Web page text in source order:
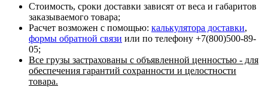
Стоимость, сроки доставки зависят от веса и габаритов
заказываемого товара;
Расчет возможен с помощью: калькулятора доставки,
формы обратной связи или по телефону +7(800)500-89-
05;
Все грузы застрахованы с объявленной ценностью - для
обеспечения гарантий сохранности и целостности
товара.